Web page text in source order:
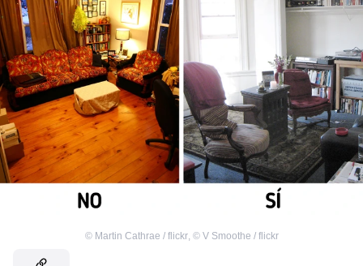
© Martin Cathrae / flickr, © V Smoothe / flickr